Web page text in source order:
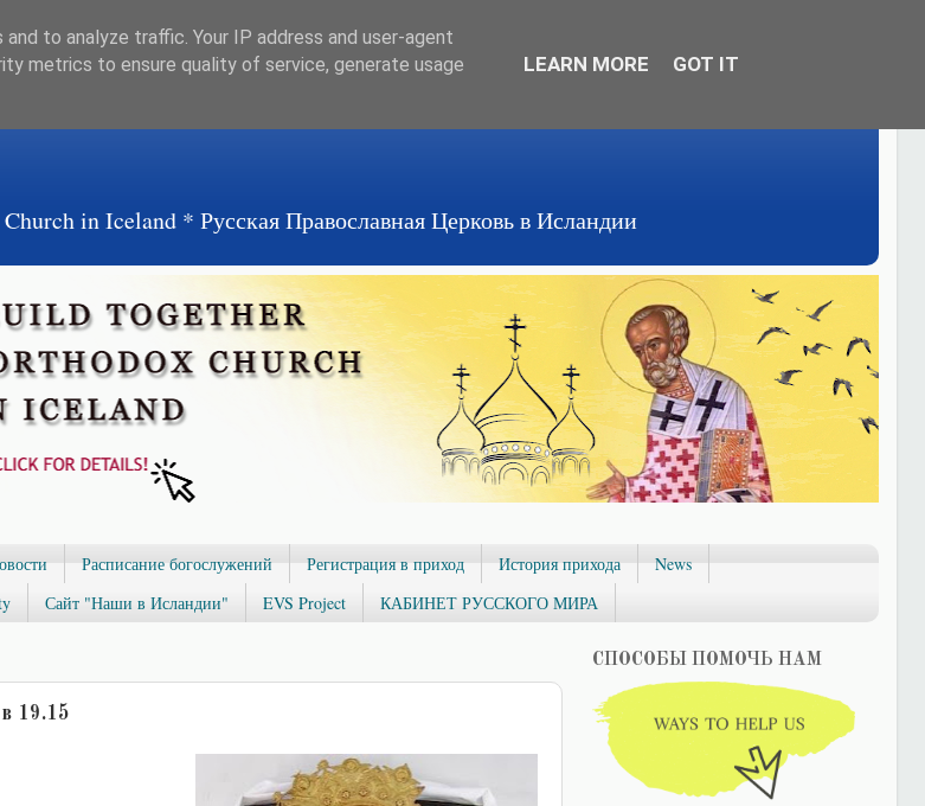
in Iceland * Русская Православная Церковь в Исландии
Расписание богослужений Регистрация в приход История прихода
News
Сайт "Наши в Исландии" EVS Project КАБИНЕТ РУССКОГО МИРА
19.15
СПОСОБЫ ПОМОЧЬ НАМ
to analyze traffic. Your IP address and user-agent
metrics to ensure quality of service, generate usage
LEARN MORE GOT IT